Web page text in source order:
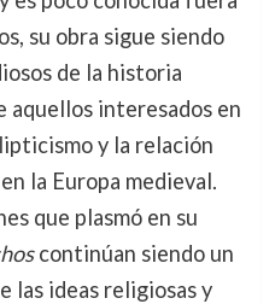
su obra sigue siendo
de la historia
aquellos interesados en
y la relación
la Europa medieval.
que plasmó en su
continúan siendo un
las ideas religiosas y